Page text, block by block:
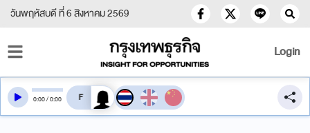
วันพฤหัสบดี ที่ 6 สิงหาคม 2569
Login
0:00/0:00 สลับเสียงอ่าน